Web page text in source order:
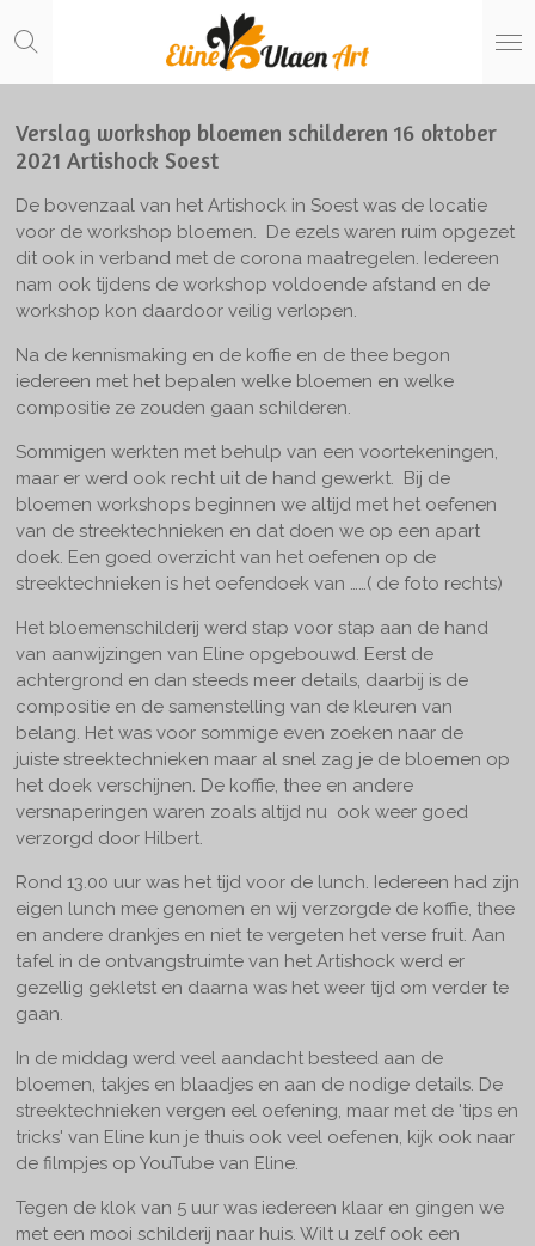
direct
hoofdinhoud
Verslag workshop bloemen schilderen 16 oktober
2021 Artishock Soest
De bovenzaal van het Artishock in Soest was de locatie
voor de workshop bloemen. De ezels waren ruim opgezet
dit ook in verband met de corona maatregelen. Iedereen
nam ook tijdens de workshop voldoende afstand en de
workshop kon daardoor veilig verlopen.
Na de kennismaking en de koffie en de thee begon
iedereen met het bepalen welke bloemen en welke
compositie ze zouden gaan schilderen.
Sommigen werkten met behulp van een voortekeningen,
maar er werd ook recht uit de hand gewerkt. Bij de
bloemen workshops beginnen we altijd met het oefenen
van de streektechnieken en dat doen we op een apart
doek. Een goed overzicht van het oefenen op de
streektechnieken is het oefendoek van ……( de foto rechts)
Het bloemenschilderij werd stap voor stap aan de hand
van aanwijzingen van Eline opgebouwd. Eerst de
achtergrond en dan steeds meer details, daarbij is de
compositie en de samenstelling van de kleuren van
belang. Het was voor sommige even zoeken naar de
juiste streektechnieken maar al snel zag je de bloemen op
het doek verschijnen. De koffie, thee en andere
versnaperingen waren zoals altijd nu ook weer goed
verzorgd door Hilbert.
Rond 13.00 uur was het tijd voor de lunch. Iedereen had zijn
eigen lunch mee genomen en wij verzorgde de koffie, thee
en andere drankjes en niet te vergeten het verse fruit. Aan
tafel in de ontvangstruimte van het Artishock werd er
gezellig gekletst en daarna was het weer tijd om verder te
gaan.
In de middag werd veel aandacht besteed aan de
bloemen, takjes en blaadjes en aan de nodige details. De
streektechnieken vergen eel oefening, maar met de 'tips en
tricks' van Eline kun je thuis ook veel oefenen, kijk ook naar
de filmpjes op YouTube van Eline.
Tegen de klok van 5 uur was iedereen klaar en gingen we
met een mooi schilderij naar huis. Wilt u zelf ook een